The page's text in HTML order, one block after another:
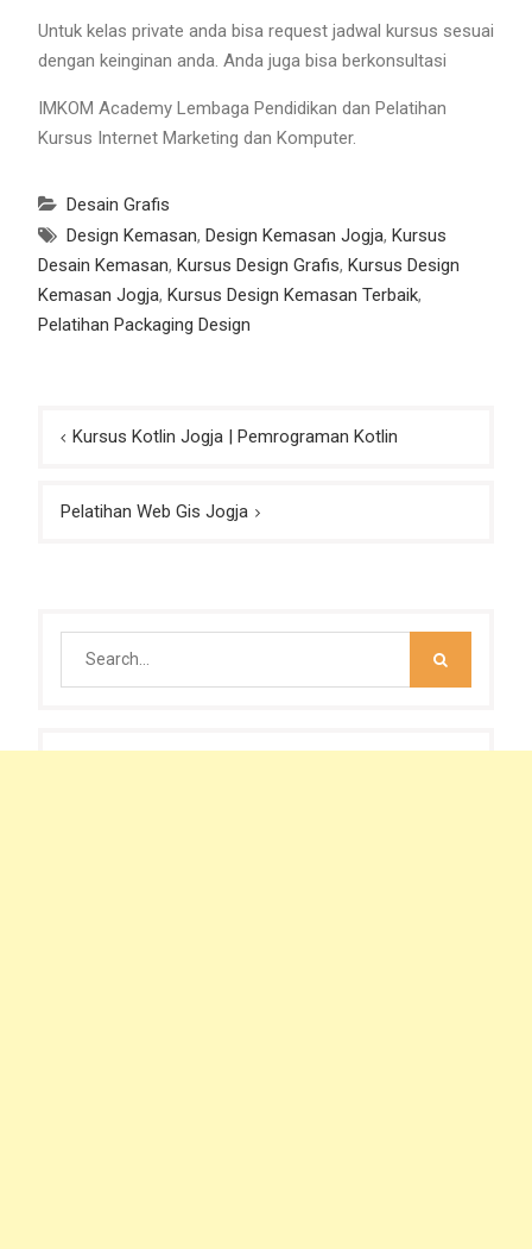
Untuk kelas private anda bisa request jadwal kursus sesuai
dengan keinginan anda. Anda juga bisa berkonsultasi
IMKOM Academy Lembaga Pendidikan dan Pelatihan
Kursus Internet Marketing dan Komputer.
Desain Grafis
Design Kemasan, Design Kemasan Jogja, Kursus
Desain Kemasan, Kursus Design Grafis, Kursus Design
Kemasan Jogja, Kursus Design Kemasan Terbaik,
Pelatihan Packaging Design
Kursus Kotlin Jogja | Pemrograman Kotlin
Pelatihan Web Gis Jogja